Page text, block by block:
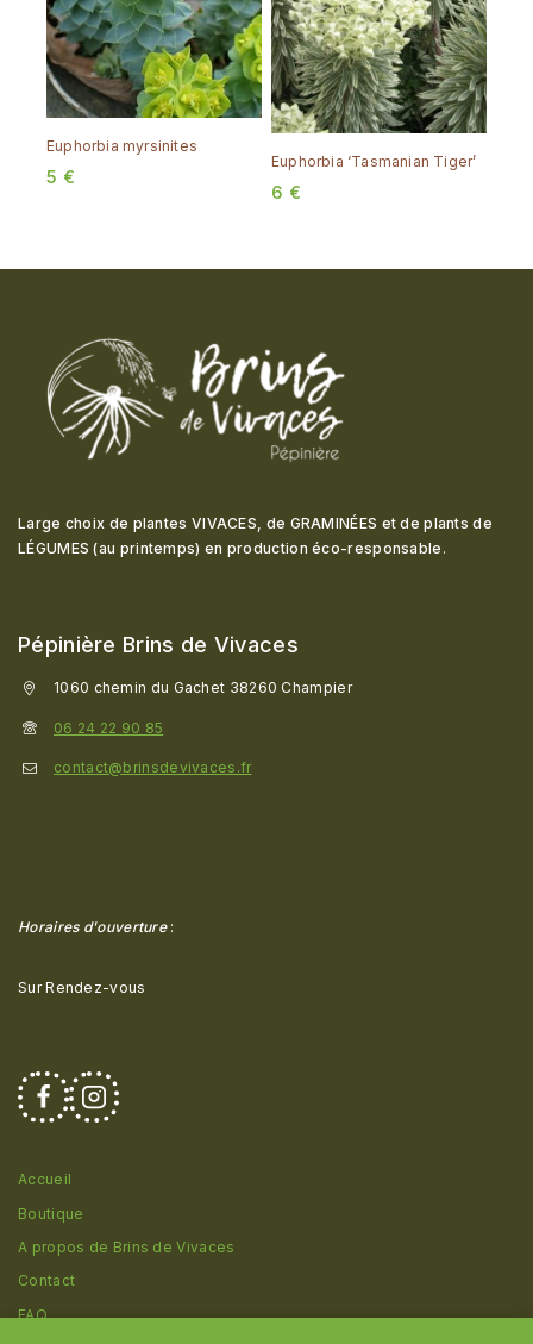
Euphorbia myrsinites
5 €
Euphorbia ‘Tasmanian Tiger’
6 €
Large choix de plantes VIVACES, de GRAMINÉES et de plants de
LÉGUMES (au printemps) en production éco-responsable .
Pépinière Brins de Vivaces
1060 chemin du Gachet 38260 Champier
06 24 22 90 85
contact@brinsdevivaces.fr
Horaires d'ouverture:
Sur Rendez-vous
Accueil
Boutique
A propos de Brins de Vivaces
Contact
FAQ